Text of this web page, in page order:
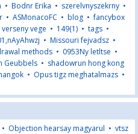
• Bodnr Erika • szerelvnyszekrny •
• ASMonacoFC • blog •fancybox
verseny vege • 149(1) • tags •
• Missouri fejvadsz •
methods • 0953Ny letltse •
Geubbels • shadowrun hong kong
• Opus tigz meghatalmazs •
• Objection hearsay magyarul • vtsz